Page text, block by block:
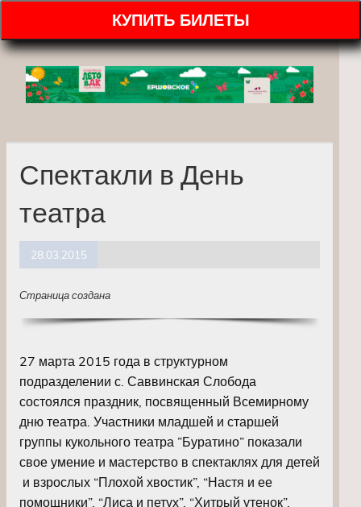
КУПИТЬ БИЛЕТЫ
Спектакли в День
театра
28.03.2015
Страница создана
27 марта 2015 года в структурном
подразделении с. Саввинская Слобода
состоялся праздник, посвященный Всемирному
дню театра. Участники младшей и старшей
группы кукольного театра ”Буратино” показали
свое умение и мастерство в спектаклях для детей
и взрослых “Плохой хвостик”, “Настя и ее
помощники”, “Лиса и петух”, “Хитрый утенок”.